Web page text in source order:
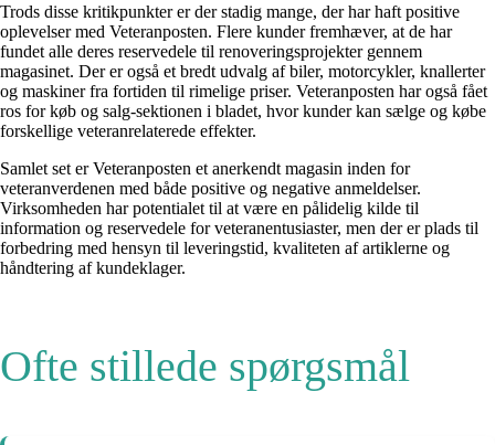
Trods disse kritikpunkter er der stadig mange, der har haft positive
oplevelser med Veteranposten. Flere kunder fremhæver, at de har
fundet alle deres reservedele til renoveringsprojekter gennem
magasinet. Der er også et bredt udvalg af biler, motorcykler, knallerter
og maskiner fra fortiden til rimelige priser. Veteranposten har også fået
ros for køb og salg-sektionen i bladet, hvor kunder kan sælge og købe
forskellige veteranrelaterede effekter.
Samlet set er Veteranposten et anerkendt magasin inden for
veteranverdenen med både positive og negative anmeldelser.
Virksomheden har potentialet til at være en pålidelig kilde til
information og reservedele for veteranentusiaster, men der er plads til
forbedring med hensyn til leveringstid, kvaliteten af artiklerne og
håndtering af kundeklager.
Ofte stillede spørgsmål